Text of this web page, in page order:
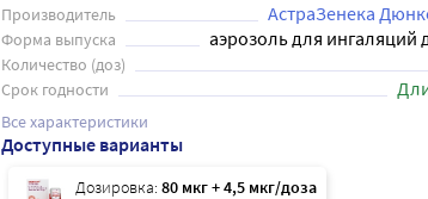
Производитель АстраЗенека
Форма выпуска аэрозоль для ингаляций
Количество (доз)
Срок годности
Все характеристики
Доступные варианты
Дозировка: 80 мкг + 4,5 мкг/доза